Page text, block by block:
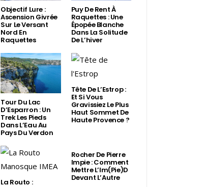
Objectif Lure :
Ascension Givrée
Sur Le Versant
Nord En
Raquettes
Puy De Rent À
Raquettes : Une
Épopée Blanche
Dans La Solitude
De L’hiver
Tour Du Lac
D’Esparron : Un
Trek Les Pieds
Dans L’Eau Au
Pays Du Verdon
Tête De L’Estrop :
Et Si Vous
Gravissiez Le Plus
Haut Sommet De
Haute Provence ?
La Routo :
Rocher De Pierre
Impie : Comment
Mettre L’Im(Pie)d
Devant L’Autre